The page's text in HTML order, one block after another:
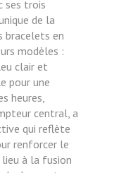
ses trois
de la
bracelets en
modèles :
clair et
pour une
heures,
central, a
qui reflète
renforcer le
lieu à la fusion